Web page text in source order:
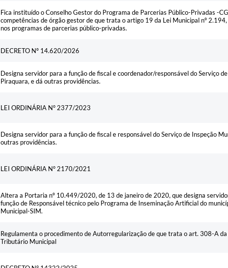
Fica instituído o Conselho Gestor do Programa de Parcerias Público-Privadas -
competências de órgão gestor de que trata o artigo 19 da Lei Municipal nº
nos programas de parcerias público-privadas.
DECRETO Nº 14.620/2026
Designa servidor para a função de fiscal e coordenador/responsável do Serviço
Piraquara, e dá outras providências.
LEI ORDINÁRIA N° 2377/2023
Designa servidor para a função de fiscal e responsável do Serviço de Inspeção
outras providências.
LEI ORDINÁRIA N° 2170/2021
Altera a Portaria nº 10.449/2020, de 13 de janeiro de 2020, que designa
função de Responsável técnico pelo Programa de Inseminação Artificial do
Municipal-SIM.
Regulamenta o procedimento de Autorregularização de que trata o art. 308-A
Tributário Municipal